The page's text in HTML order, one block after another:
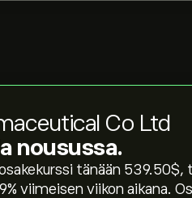
Co Ltd
nousussa.
tänään 539.50‎$‎,
viimeisen viikon aikana.